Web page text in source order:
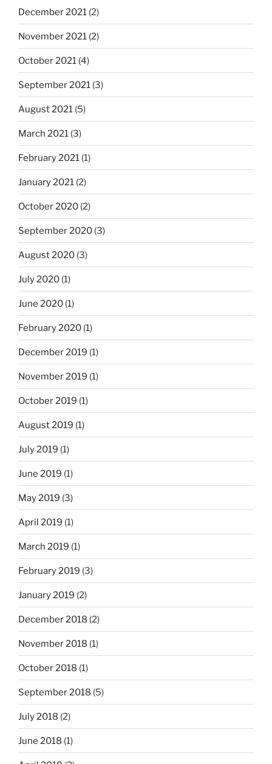
December 2021 (2)
November 2021 (2)
October 2021 (4)
September 2021 (3)
August 2021 (5)
March 2021 (3)
February 2021 (1)
January 2021 (2)
October 2020 (2)
September 2020 (3)
August 2020 (3)
July 2020 (1)
June 2020 (1)
February 2020 (1)
December 2019 (1)
November 2019 (1)
October 2019 (1)
August 2019 (1)
July 2019 (1)
June 2019 (1)
May 2019 (3)
April 2019 (1)
March 2019 (1)
February 2019 (3)
January 2019 (2)
December 2018 (2)
November 2018 (1)
October 2018 (1)
September 2018 (5)
July 2018 (2)
June 2018 (1)